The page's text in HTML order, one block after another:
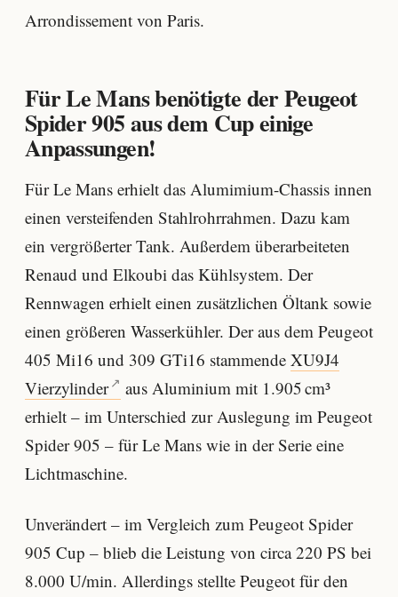
Arrondissement von Paris.
Für Le Mans benötigte der Peugeot
Spider 905 aus dem Cup einige
Anpassungen!
Für Le Mans erhielt das Alumimium-Chassis innen
einen versteifenden Stahlrohrrahmen. Dazu kam
ein vergrößerter Tank. Außerdem überarbeiteten
Renaud und Elkoubi das Kühlsystem. Der
Rennwagen erhielt einen zusätzlichen Öltank sowie
einen größeren Wasserkühler. Der aus dem Peugeot
405 Mi16 und 309 GTi16 stammende XU9J4
Vierzylinder
aus Aluminium mit 1.905 cm³
erhielt – im Unterschied zur Auslegung im Peugeot
Spider 905 – für Le Mans wie in der Serie eine
Lichtmaschine.
Unverändert – im Vergleich zum Peugeot Spider
905 Cup – blieb die Leistung von circa 220 PS bei
8.000 U/min. Allerdings stellte Peugeot für den